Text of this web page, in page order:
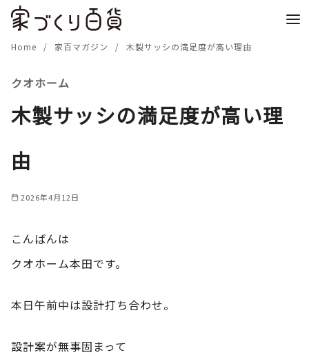
Home 家百マガジン 木製サッシの満足度が高い理由
クオホーム
木製サッシの満足度が高い理
由
2026年4月12日
こんばんは
クオホーム本田です。
本日午前中は設計打ち合わせ。
設計案が無事固まって